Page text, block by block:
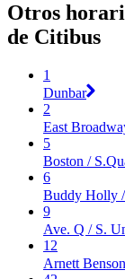
Otros
de Citibus
1
Dunbar
2
East
5
Boston /
6
Buddy Holly
9
Ave. Q / S.
12
Arnett